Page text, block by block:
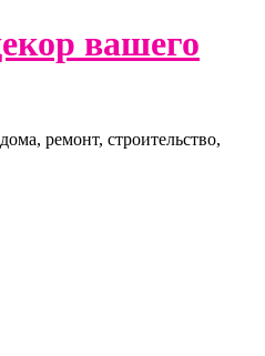
вашего
ремонт, строительство,